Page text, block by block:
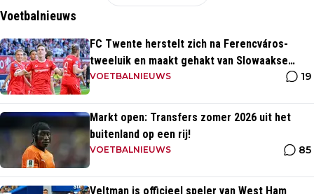
Voetbalnieuws
FC Twente herstelt zich na Ferencváros-
tweeluik en maakt gehakt van Slowaakse
opponent
VOETBALNIEUWS 19
Markt open: Transfers zomer 2026 uit het
buitenland op een rij!
VOETBALNIEUWS 85
Veltman is officieel speler van West Ham